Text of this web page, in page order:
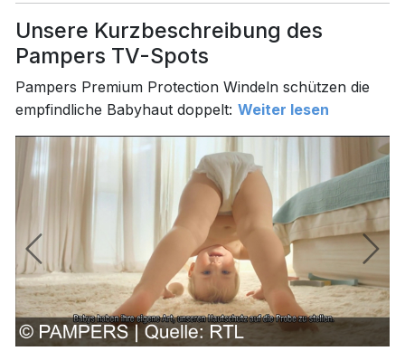
Unsere Kurzbeschreibung des
Pampers TV-Spots
Pampers Premium Protection Windeln schützen die
empfindliche Babyhaut doppelt: Weiter lesen